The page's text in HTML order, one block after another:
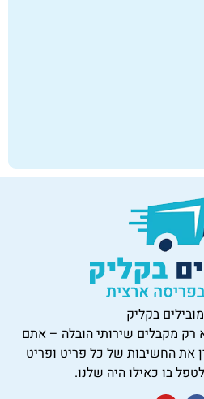
בקליק
מקבלים שירותי הובלה – אתם
את החשיבות של כל פריט ופריט
בו כאילו היה שלנו.